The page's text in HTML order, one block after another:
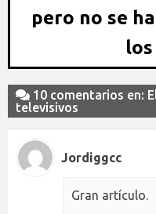
pero no se
10 comentarios en:
televisivos
Jordiggcc
Gran artículo.